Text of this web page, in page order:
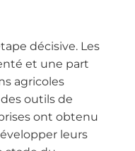
décisive. Les
et une part
agricoles
outils de
ont obtenu
leurs